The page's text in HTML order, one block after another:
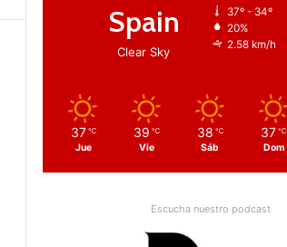
Spain
Clear Sky
37º - 34º
20%
2.58 km/h
37 ℃
Jue
39 ℃
Vie
38 ℃
Sáb
37 ℃
Dom
Escucha nuestro podcast